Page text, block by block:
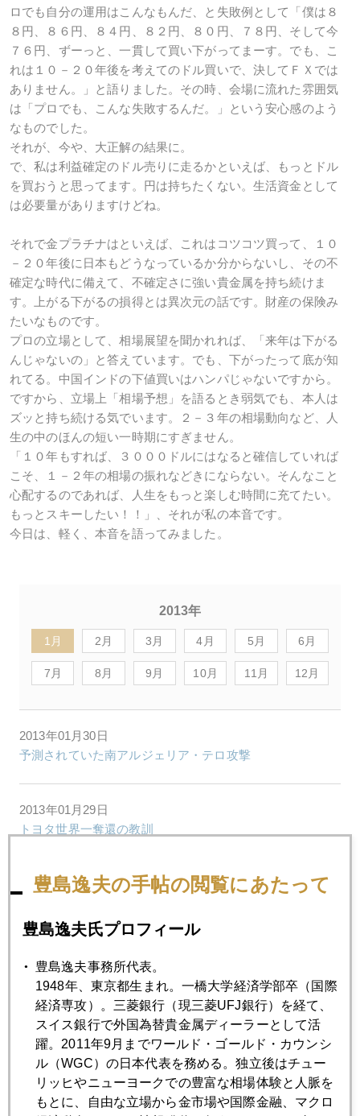
ロでも自分の運用はこんなもんだ、と失敗例として「僕は８
８円、８６円、８４円、８２円、８０円、７８円、そして今
７６円、ずーっと、一貫して買い下がってまーす。でも、こ
れは１０－２０年後を考えてのドル買いで、決してＦＸでは
ありません。」と語りました。その時、会場に流れた雰囲気
は「プロでも、こんな失敗するんだ。」という安心感のよう
なものでした。
それが、今や、大正解の結果に。
で、私は利益確定のドル売りに走るかといえば、もっとドル
を買おうと思ってます。円は持ちたくない。生活資金として
は必要量がありますけどね。
それで金プラチナはといえば、これはコツコツ買って、１０
－２０年後に日本もどうなっているか分からないし、その不
確定な時代に備えて、不確定さに強い貴金属を持ち続けま
す。上がる下がるの損得とは異次元の話です。財産の保険み
たいなものです。
プロの立場として、相場展望を聞かれれば、「来年は下がる
んじゃないの」と答えています。でも、下がったって底が知
れてる。中国インドの下値買いはハンパじゃないですから。
ですから、立場上「相場予想」を語るとき弱気でも、本人は
ズッと持ち続ける気でいます。２－３年の相場動向など、人
生の中のほんの短い一時期にすぎません。
「１０年もすれば、３０００ドルにはなると確信していれば
こそ、１－２年の相場の振れなどきにならない。そんなこと
心配するのであれば、人生をもっと楽しむ時間に充てたい。
もっとスキーしたい！！」、それが私の本音です。
今日は、軽く、本音を語ってみました。
2013年
1月 2月 3月 4月 5月 6月
7月 8月 9月 10月 11月 12月
2013年01月30日
予測されていた南アルジェリア・テロ攻撃
2013年01月29日
トヨタ世界一奪還の教訓
2013年01月28日
2013年01月25日
ソロス氏、通貨戦争、円安に警戒感
2013年01月24日
ハネムーン終わって・・・
2013年01月23日
豊島逸夫の手帖の閲覧にあたって
豊島逸夫氏プロフィール
豊島逸夫事務所代表。
1948年、東京都生まれ。一橋大学経済学部卒（国際
経済専攻）。三菱銀行（現三菱UFJ銀行）を経て、
スイス銀行で外国為替貴金属ディーラーとして活
躍。2011年9月までワールド・ゴールド・カウンシ
ル（WGC）の日本代表を務める。独立後はチュー
リッヒやニューヨークでの豊富な相場体験と人脈を
もとに、自由な立場から金市場や国際金融、マクロ